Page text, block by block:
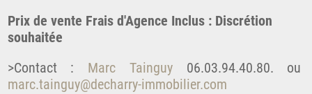
Prix de vente Frais d'Agence Inclus : Discrétion
souhaitée
>Contact : Marc Tainguy06.03.94.40.80. ou
marc.tainguy@decharry-immobilier.com